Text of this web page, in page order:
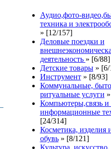
Аудио,фото-
техника и
» [12/157]
Деловые поездки и
деятельность » [6/88]
Детские товары» [6/
Инструмент» [8/93]
Коммунальные,
ритуальные услуги
Компьютеры,связь и
информационные
[24/314]
Косметика, изделия
обувь» [8/121]
Культура,